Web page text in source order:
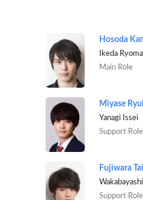
Hosoda
Ikeda Ryoma
Main Role
Miyase
Yanagi Issei
Support Role
Fujiwara
Support Role